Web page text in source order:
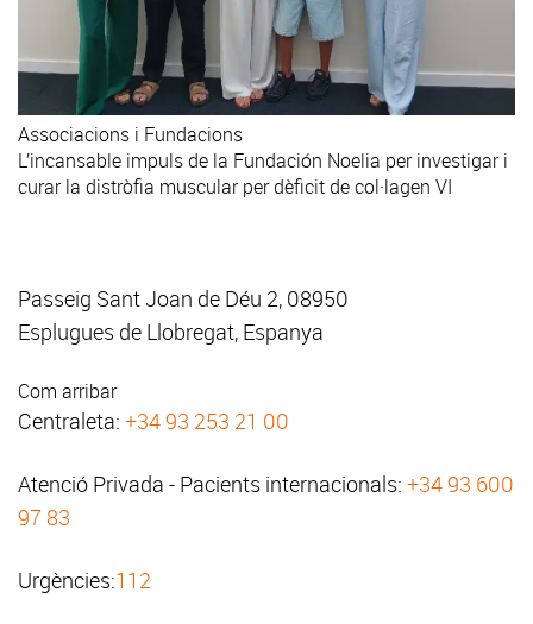
Associacions i Fundacions
L’incansable impuls de la Fundación Noelia per investigar i
curar la distròfia muscular per dèficit de col·lagen VI
Passeig Sant Joan de Déu 2, 08950
Esplugues de Llobregat, Espanya
Com arribar
Centraleta: +34 93 253 21 00
Atenció Privada - Pacients internacionals: +34 93 600
97 83
Urgències:112